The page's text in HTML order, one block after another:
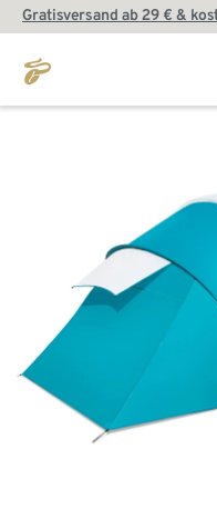
Gratisversand ab 29 € &